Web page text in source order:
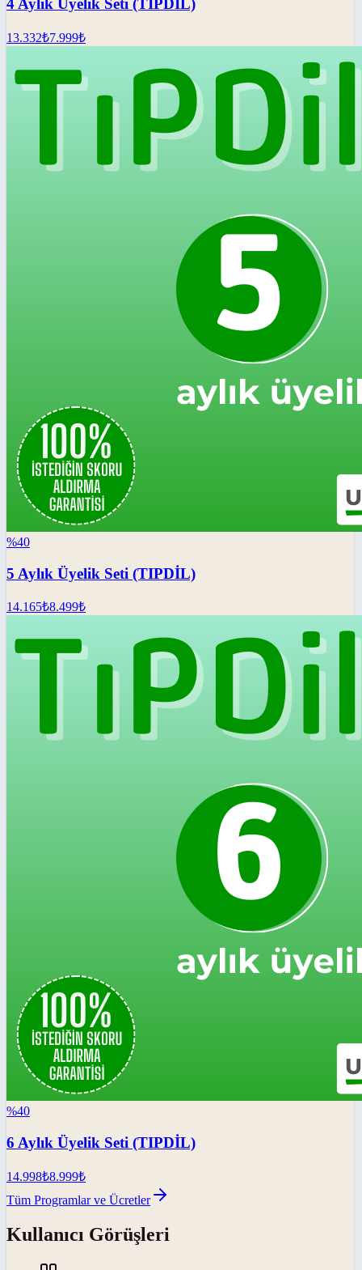
4 Aylık Üyelik Seti (TIPDİL)
13.332₺7.999₺
%40
5 Aylık Üyelik Seti (TIPDİL)
14.165₺8.499₺
%40
6 Aylık Üyelik Seti (TIPDİL)
14.998₺8.999₺
Tüm Programlar ve Ücretler
Kullanıcı Görüşleri